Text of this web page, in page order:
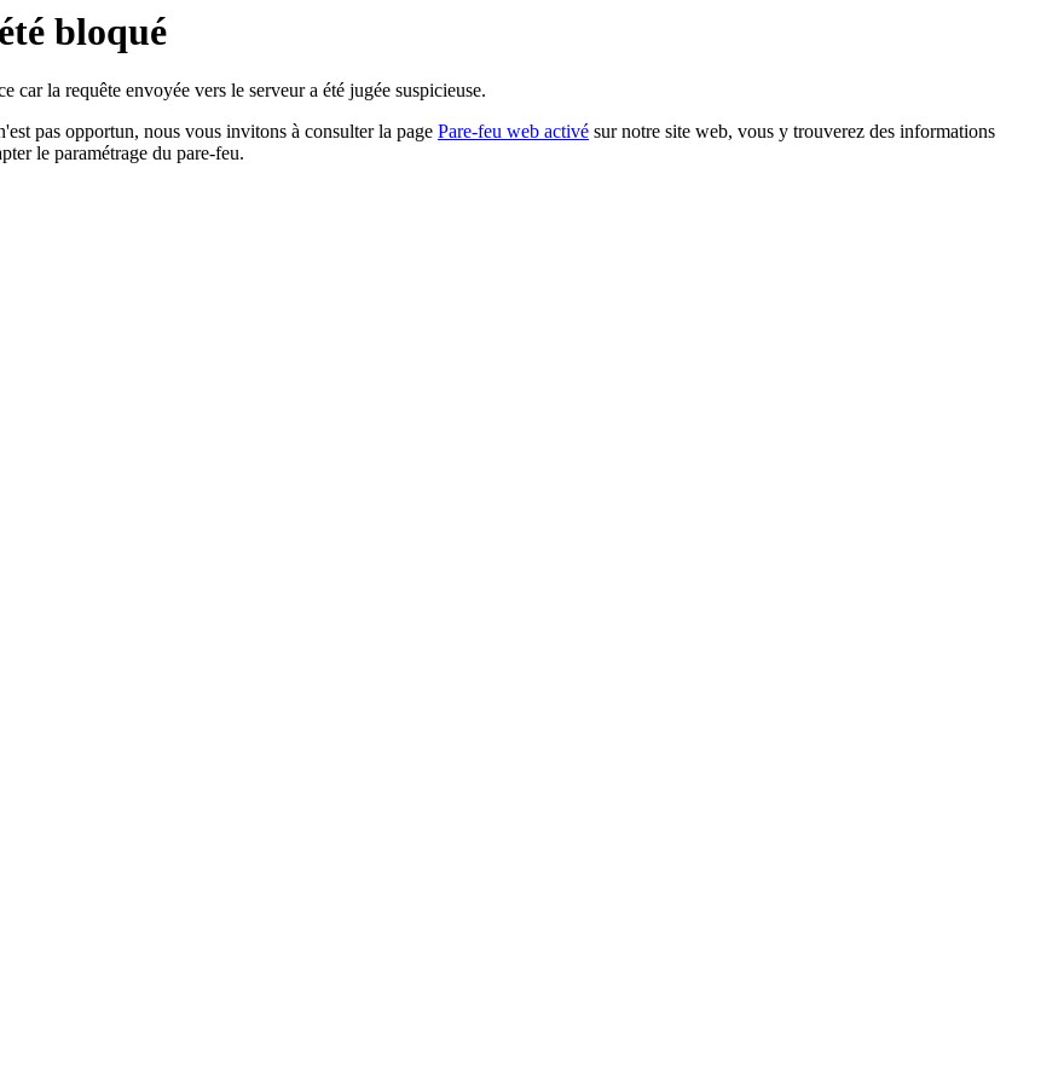
bloqué
la requête envoyée vers le serveur a été jugée suspicieuse.
pas opportun, nous vous invitons à consulter la page Pare-feu web activé sur notre site web, vous y trouverez des informations
le paramétrage du pare-feu.